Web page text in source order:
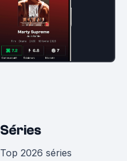
Séries
Top 2026 séries